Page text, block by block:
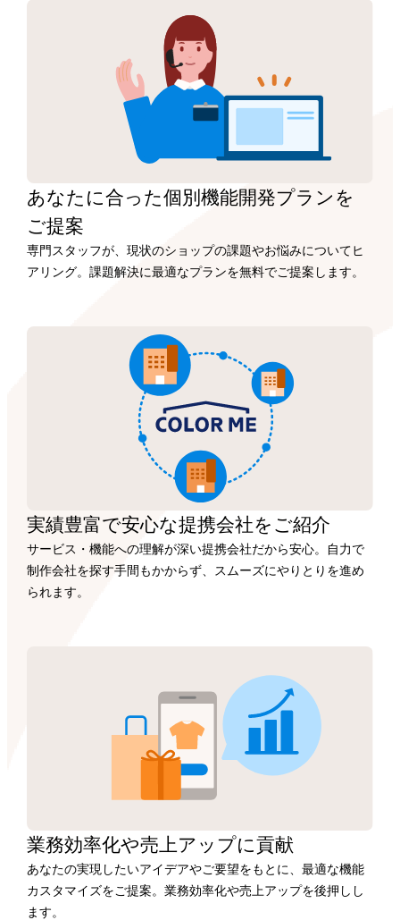
あなたに合った個別機能開発プランを
ご提案
専門スタッフが、現状のショップの課題やお悩みについてヒ
アリング。課題解決に最適なプランを無料でご提案します。
実績豊富で安心な提携会社を ご紹介
サービス・機能への理解が深い提携会社だから安心。自力で
制作会社を探す手間もかからず、スムーズにやりとりを進め
られます。
業務効率化や売上アップに貢献
あなたの実現したいアイデアやご要望をもとに、最適な機能
カスタマイズをご提案。業務効率化や売上アップを後押しし
ます。